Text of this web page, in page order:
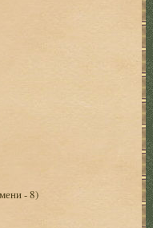
- 8)